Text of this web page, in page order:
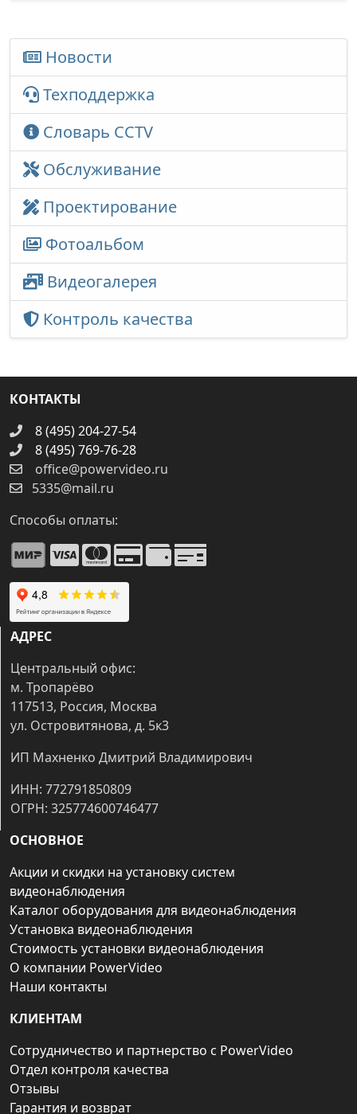
Новости
Техподдержка
Словарь CCTV
Обслуживание
Проектирование
Фотоальбом
Видеогалерея
Контроль качества
КОНТАКТЫ
8 (495) 204-27-54
8 (495) 769-76-28
office@powervideo.ru
5335@mail.ru
Способы оплаты:
АДРЕС
Центральный офис:
м. Тропарёво
117513, Россия, Москва
ул. Островитянова, д. 5к3
ИП Махненко Дмитрий Владимирович
ИНН: 772791850809
ОГРН: 325774600746477
ОСНОВНОЕ
Акции и скидки на установку систем
видеонаблюдения
Каталог оборудования для видеонаблюдения
Установка видеонаблюдения
Стоимость установки видеонаблюдения
О компании PowerVideo
Наши контакты
КЛИЕНТАМ
Сотрудничество и партнерство с PowerVideo
Отдел контроля качества
Отзывы
Гарантия и возврат